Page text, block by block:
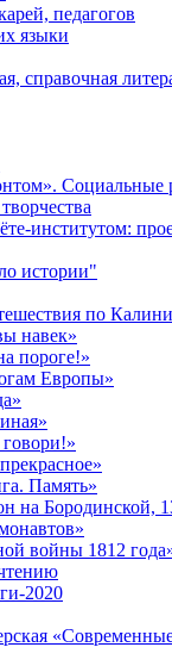
педагогов
языки
справочная
Социальные
институтом:
истории"
по
навек»
пороге!»
Европы»
Память»
на Бородинской,
войны 1812
2020